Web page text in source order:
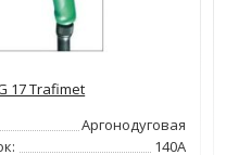
17 Trafimet
Аргонодуговая
140А